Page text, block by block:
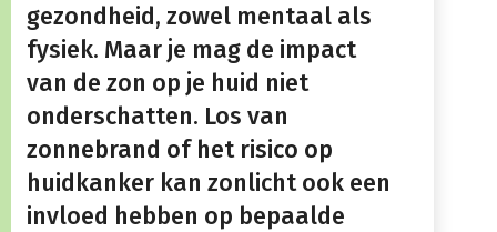
gezondheid, zowel mentaal als
fysiek. Maar je mag de impact
van de zon op je huid niet
onderschatten. Los van
zonnebrand of het risico op
huidkanker kan zonlicht ook een
invloed hebben op bepaalde